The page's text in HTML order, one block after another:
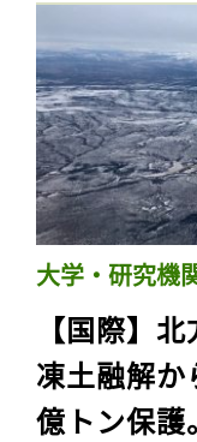
大学・研究機
【国際】
凍土融解
億トン保護